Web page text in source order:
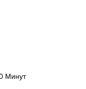
Минут